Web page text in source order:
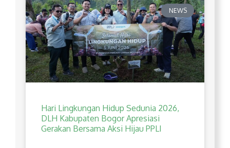
NEWS
Hari Lingkungan Hidup Sedunia 2026,
DLH Kabupaten Bogor Apresiasi
Gerakan Bersama Aksi Hijau PPLI